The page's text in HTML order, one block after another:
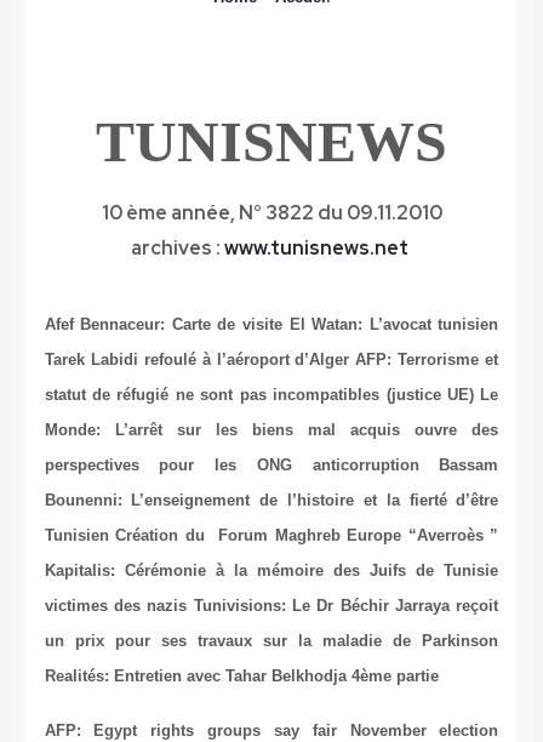
TUNISNEWS
10 ème année, N° 3822 du 09.11.2010
archives :www.tunisnews.net
Afef Bennaceur: Carte de visite El Watan: L’avocat tunisien
Tarek Labidi refoulé à l’aéroport d’AlgerAFP: Terrorisme et
statut de réfugié ne sont pas incompatibles (justice UE) Le
Monde: L’arrêt sur les biens mal acquis ouvre des
perspectives pour les ONG anticorruption
Bassam
Bounenni: L’enseignement de l’histoire et la fierté d’être
TunisienCréation du Forum Maghreb Europe “Averroès ”
Kapitalis: Cérémonie à la mémoire des Juifs de Tunisie
victimes des nazis Tunivisions: Le Dr Béchir Jarraya reçoit
un prix pour ses travaux sur la maladie de Parkinson
Realités: Entretien avec Tahar Belkhodja 4ème partie
AFP: Egypt rights groups say fair November election